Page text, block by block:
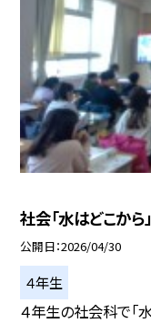
社会「水はどこから」
公開日 2026/04/30
４年生
４年生の社会科で「